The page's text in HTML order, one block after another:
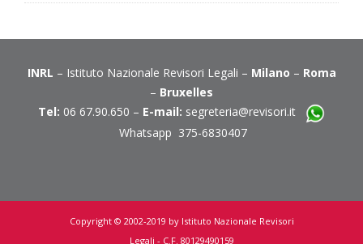
INRL – Istituto Nazionale Revisori Legali – Milano – Roma
– Bruxelles
Tel: 06 67.90.650 – E-mail: segreteria@revisori.it
Whatsapp 375-6830407
Copyright © 2002-2019 by Istituto Nazionale Revisori
Legali - C.F. 80129490159